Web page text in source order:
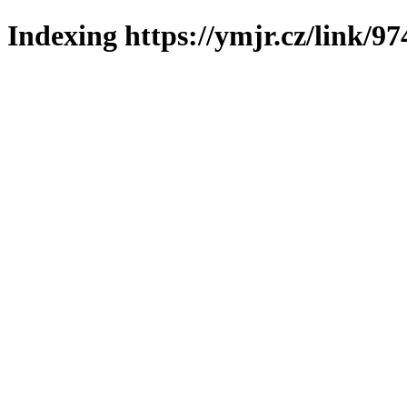
Indexing https://ymjr.cz/link/